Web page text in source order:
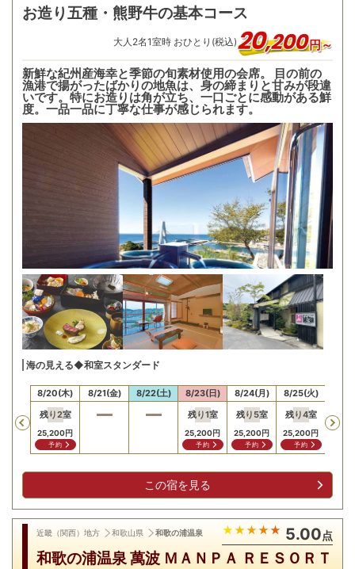
お造り五種・熊野牛の基本コース
大人 2名1室時 おひとり(税込)20,200円～
新鮮な紀州産海幸と季節の旬素材使用の会席。 目の前の
漁港で揚がったばかりの地魚は、身の締まりと甘みが段違
いです。特にお造りは角が立ち、一口ごとに感動がある鮮
度。一品一品に丁寧な仕事が感じられます。
海の見える◆和室スタンダード
Previous
8/20(木)
残り2室
25,200円
予約
8/21(金) 8/22(土)
8/23(日)
残り1室
25,200円
予約
8/24(月)
残り 5室
25,200円
予約
8/25(火)
残り4室
25,200円
予約
残り
この宿を見る
近畿（関西）地方 和歌山県 和歌の浦温泉 5.00点
和歌の浦温泉 萬波 ＭＡＮＰＡ ＲＥＳＯＲＴ